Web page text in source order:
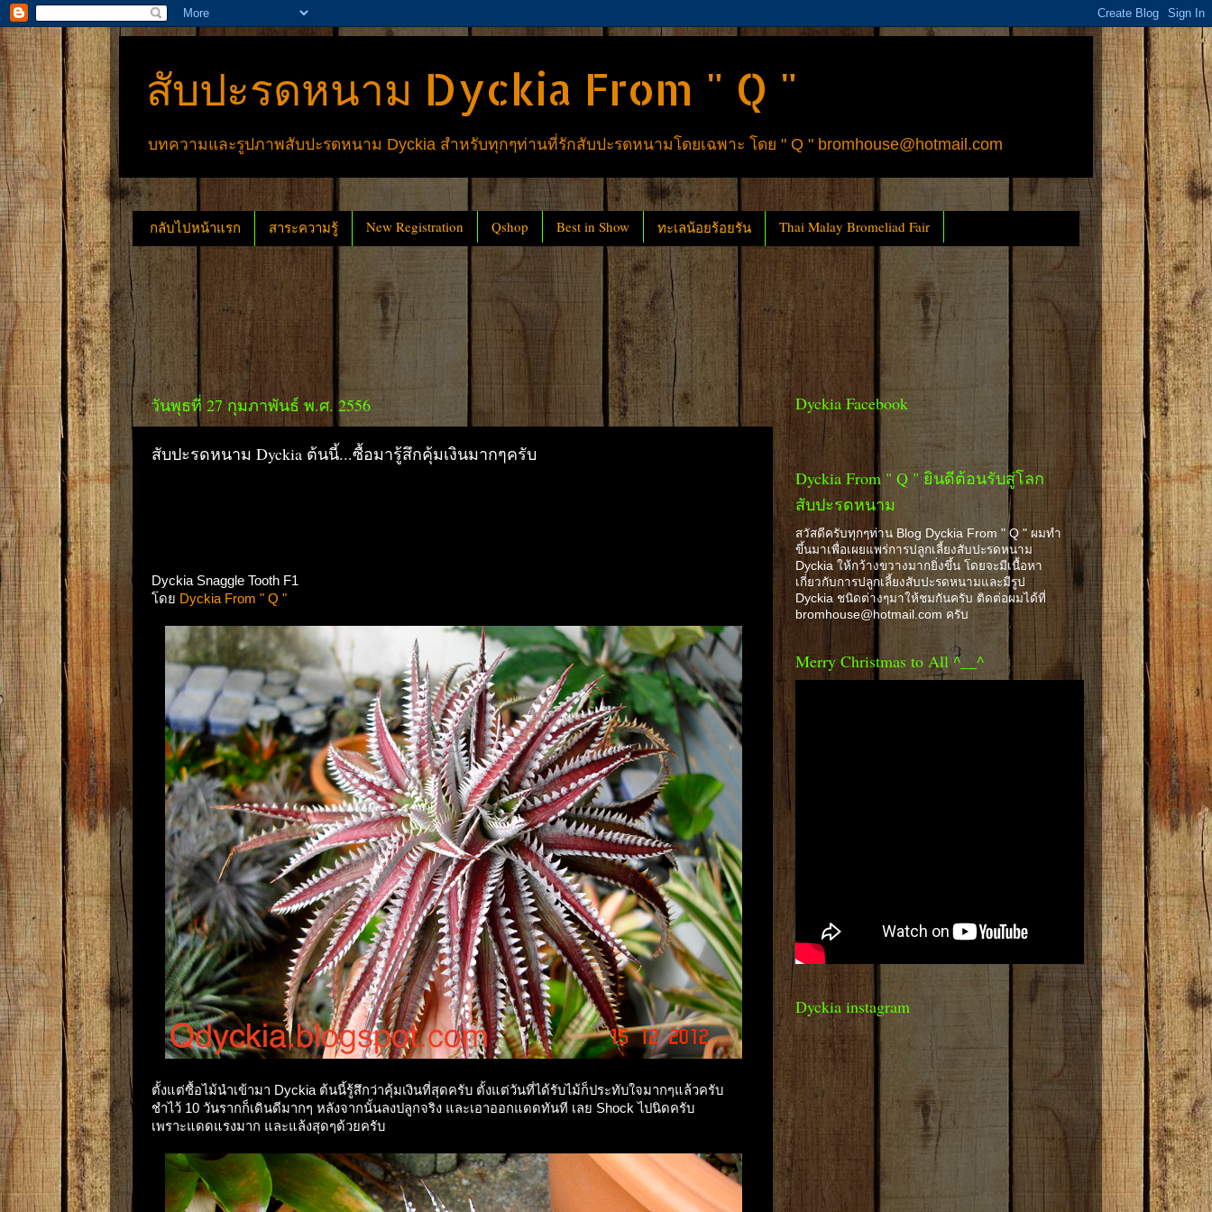
สับปะรดหนาม Dyckia From " Q "
บทความและรูปภาพสับปะรดหนาม Dyckia สำหรับทุกๆท่านที่รักสับปะรดหนามโดยเฉพาะ โดย " Q " bromhouse@hotmail.com
กลับไปหน้าแรก สาระความรู้ New Registration Qshop Best in Show ทะเลน้อยร้อยรัน Thai Malay Bromeliad Fair
วันพุธที่ 27 กุมภาพันธ์ พ.ศ. 2556
สับปะรดหนาม Dyckia ต้นนี้...ซื้อมารู้สึกคุ้มเงินมากๆครับ
Dyckia Snaggle Tooth F1
โดย Dyckia From " Q "
ตั้งแต่ซื้อไม้นำเข้ามา Dyckia ต้นนี้รู้สึกว่าคุ้มเงินที่สุดครับ ตั้งแต่วันที่ได้รับไม้ก็ประทับใจมากๆแล้วครับ
ชำไว้ 10 วันรากก็เดินดีมากๆ หลังจากนั้นลงปลูกจริง และเอาออกแดดทันที เลย Shock ไปนิดครับ
เพราะแดดแรงมาก และแล้งสุดๆด้วยครับ
Dyckia Facebook
Dyckia From " Q " ยินดีต้อนรับสู่โลก
สับปะรดหนาม
สวัสดีครับทุกๆท่าน Blog Dyckia From " Q " ผมทำ
ขึ้นมาเพื่อเผยแพร่การปลูกเลี้ยงสับปะรดหนาม
Dyckia ให้กว้างขวางมากยิ่งขึ้น โดยจะมีเนื้อหา
เกี่ยวกับการปลูกเลี้ยงสับปะรดหนามและมีรูป
Dyckia ชนิดต่างๆมาให้ชมกันครับ ติดต่อผมได้ที่
bromhouse@hotmail.com ครับ
Merry Christmas to All ^__^
Dyckia instagram